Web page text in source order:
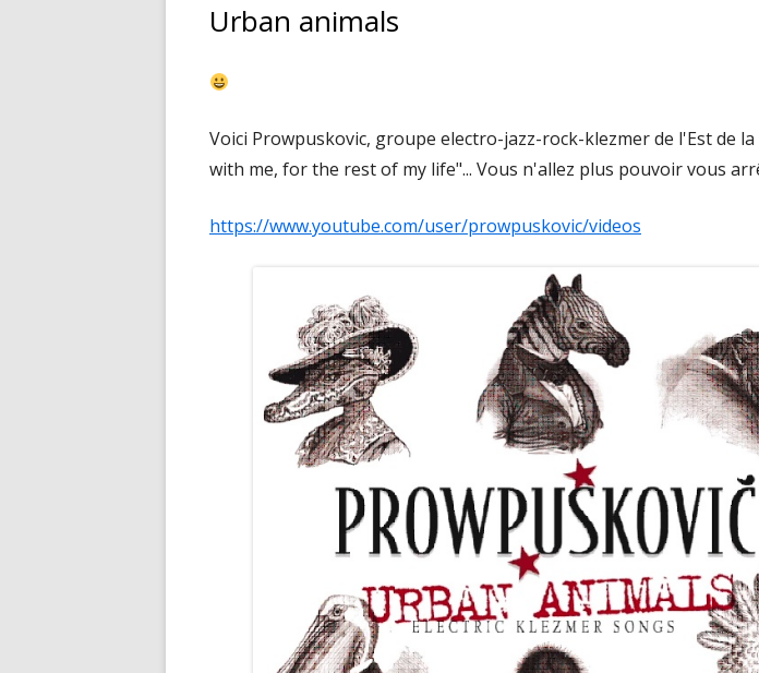
Urban animals
Voici Prowpuskovic, groupe electro-jazz-rock-klezmer de l'Est de la
with me, for the rest of my life"... Vous n'allez plus pouvoir vous
https://www.youtube.com/user/prowpuskovic/videos